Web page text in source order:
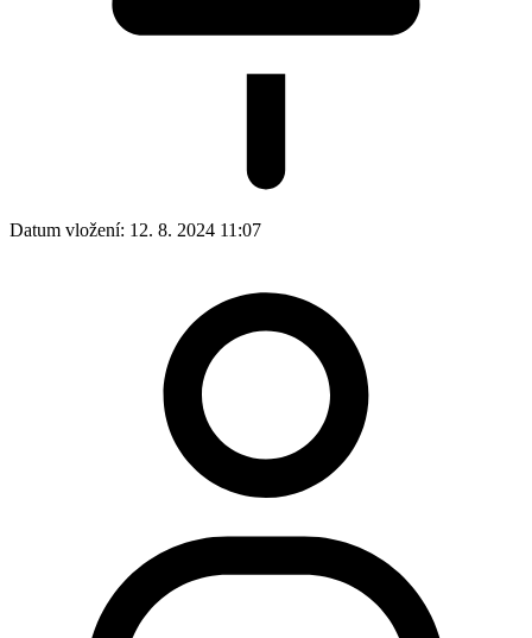
Datum vložení: 12. 8. 2024 11:07